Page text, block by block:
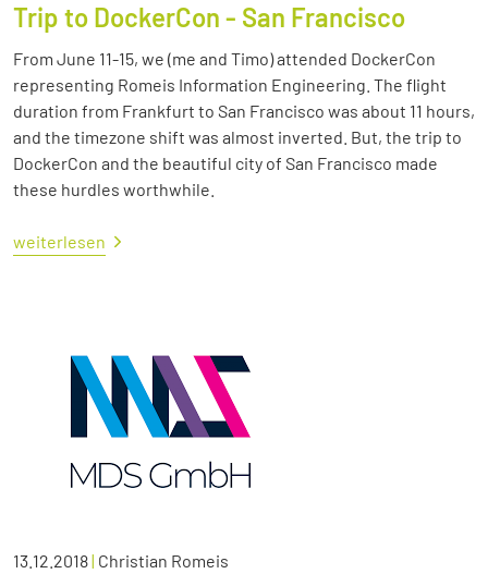
Trip to DockerCon - San Francisco
From June 11-15, we (me and Timo) attended DockerCon
representing Romeis Information Engineering. The flight
duration from Frankfurt to San Francisco was about 11 hours,
and the timezone shift was almost inverted. But, the trip to
DockerCon and the beautiful city of San Francisco made
these hurdles worthwhile.
weiterlesen
13.12.2018| Christian Romeis